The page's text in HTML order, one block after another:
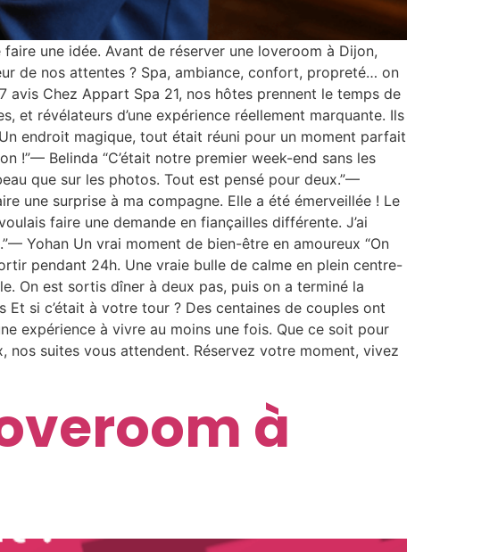
une idée. Avant de réserver une loveroom à Dijon,
de nos attentes ? Spa, ambiance, confort, propreté… on
Chez Appart Spa 21, nos hôtes prennent le temps de
et révélateurs d’une expérience réellement marquante. Ils
endroit magique, tout était réuni pour un moment parfait
!”— Belinda “C’était notre premier week-end sans les
que sur les photos. Tout est pensé pour deux.”—
une surprise à ma compagne. Elle a été émerveillée ! Le
faire une demande en fiançailles différente. J’ai
Yohan Un vrai moment de bien-être en amoureux “On
pendant 24h. Une vraie bulle de calme en plein centre-
On est sortis dîner à deux pas, puis on a terminé la
si c’était à votre tour ? Des centaines de couples ont
expérience à vivre au moins une fois. Que ce soit pour
suites vous attendent. Réservez votre moment, vivez
à